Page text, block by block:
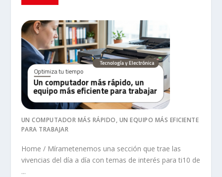
UN COMPUTADOR MÁS RÁPIDO, UN EQUIPO MÁS EFICIENTE
PARA TRABAJAR
Home / Mírametenemos una sección que trae las
vivencias del día a día con temas de interés para ti10 de
...